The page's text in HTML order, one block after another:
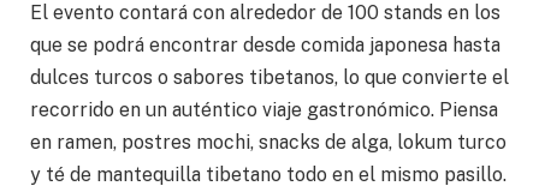
El evento contará con alrededor de 100 stands en los
que se podrá encontrar desde comida japonesa hasta
dulces turcos o sabores tibetanos, lo que convierte el
recorrido en un auténtico viaje gastronómico. Piensa
en ramen, postres mochi, snacks de alga, lokum turco
y té de mantequilla tibetano todo en el mismo pasillo.